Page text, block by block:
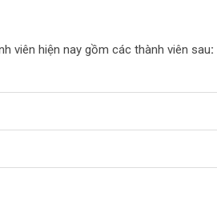
viên hiện nay gồm các thành viên sau: